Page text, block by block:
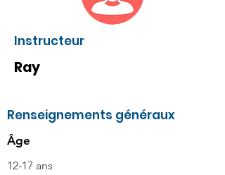
Instructeur
Ray
Renseignements généraux
Âge
12-17 ans